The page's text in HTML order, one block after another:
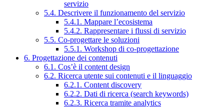
servizio
5.4. Descrivere il funzionamento del servizio
5.4.1. Mappare l’ecosistema
5.4.2. Rappresentare i flussi di servizio
5.5. Co-progettare le soluzioni
5.5.1. Workshop di co-progettazione
6. Progettazione dei contenuti
6.1. Cos’è il content design
6.2. Ricerca utente sui contenuti e il linguaggio
6.2.1. Content discovery
6.2.2. Dati di ricerca (search keywords)
6.2.3. Ricerca tramite analytics